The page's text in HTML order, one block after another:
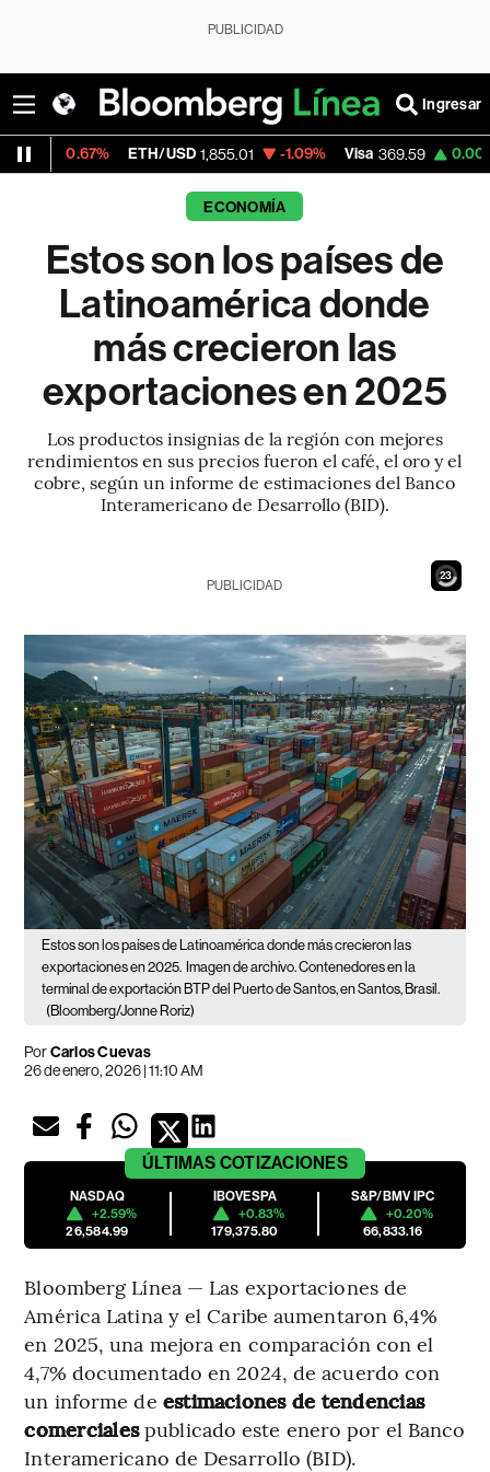
PUBLICIDAD
Ingresar
ETH/USD 1,855.01 -1.09% Visa 369.59 0.00%
ECONOMÍA
Estos son los países de
Latinoamérica donde
más crecieron las
exportaciones en 2025
Los productos insignias de la región con mejores
rendimientos en sus precios fueron el café, el oro y el
cobre, según un informe de estimaciones del Banco
Interamericano de Desarrollo (BID).
21
PUBLICIDAD
Estos son los países de Latinoamérica donde más crecieron las
exportaciones en 2025. Imagen de archivo. Contenedores en la
terminal de exportación BTP del Puerto de Santos, en Santos, Brasil.
(Bloomberg/Jonne Roriz)
PorCarlos Cuevas
26 de enero, 2026 | 11:10 AM
ÚLTIMAS COTIZACIONES
NASDAQ
+2.59%
26,584.99
IBOVESPA
+0.83%
179,375.80
S&P/BMV IPC
+0.20%
66,833.16
Bloomberg Línea — Las exportaciones de
América Latina y el Caribe aumentaron 6,4%
en 2025, una mejora en comparación con el
4,7% documentado en 2024, de acuerdo con
un informe de estimaciones de tendencias
comercialespublicado este enero por el Banco
Interamericano de Desarrollo (BID).